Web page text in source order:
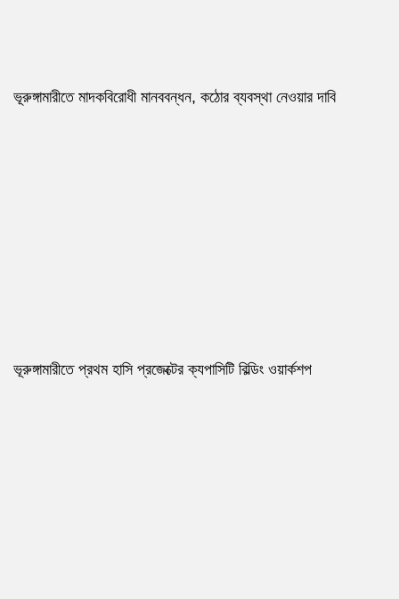
ভূরুঙ্গামারীতে মাদকবিরোধী মানববন্ধন, কঠোর ব্যবস্থা নেওয়ার দাবি
ভূরুঙ্গামারীতে প্রথম হাসি প্রজেক্টের ক্যপাসিটি বিল্ডিং ওয়ার্কশপ